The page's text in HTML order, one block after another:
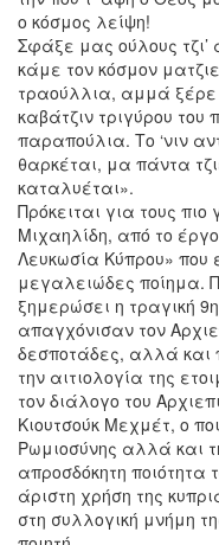
ο κόσμος λείψη!
Σφάξε μας ούλους
κάμε τον κόσμον
τραούλλια, αμμά ξέρε
καβάτζιν τριγύρου του
παραπούλια. Το ‘νιν
θαρκέται, μα πάντα
καταλυέται».
Πρόκειται για τους
Μιχαηλίδη, από το έργο
Λευκωσία Κύπρου» που
μεγαλειώδες ποίημα.
ξημερώσει η τραγική
απαγχόνισαν τον
δεσποτάδες, αλλά και
την αιτιολογία της
τον διάλογο του
Κιουτσούκ Μεχμέτ, ο
Ρωμιοσύνης αλλά και
απροσδόκητη ποιότητα
άριστη χρήση της
στη συλλογική μνήμη